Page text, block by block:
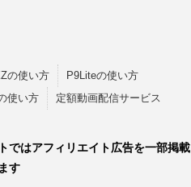
の使い方
P9Liteの使い方
使い方 定額動画配信サービス
ではアフィリエイト広告を一部掲載
す